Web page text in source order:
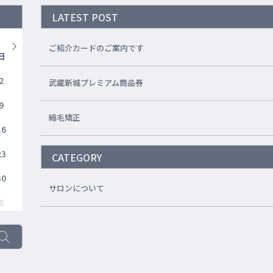
LATEST POST
ご紹介カードのご案内です
武蔵新城プレミアム商品券
縮毛矯正
CATEGORY
サロンについて